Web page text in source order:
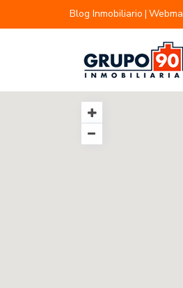
Blog Inmobiliario |